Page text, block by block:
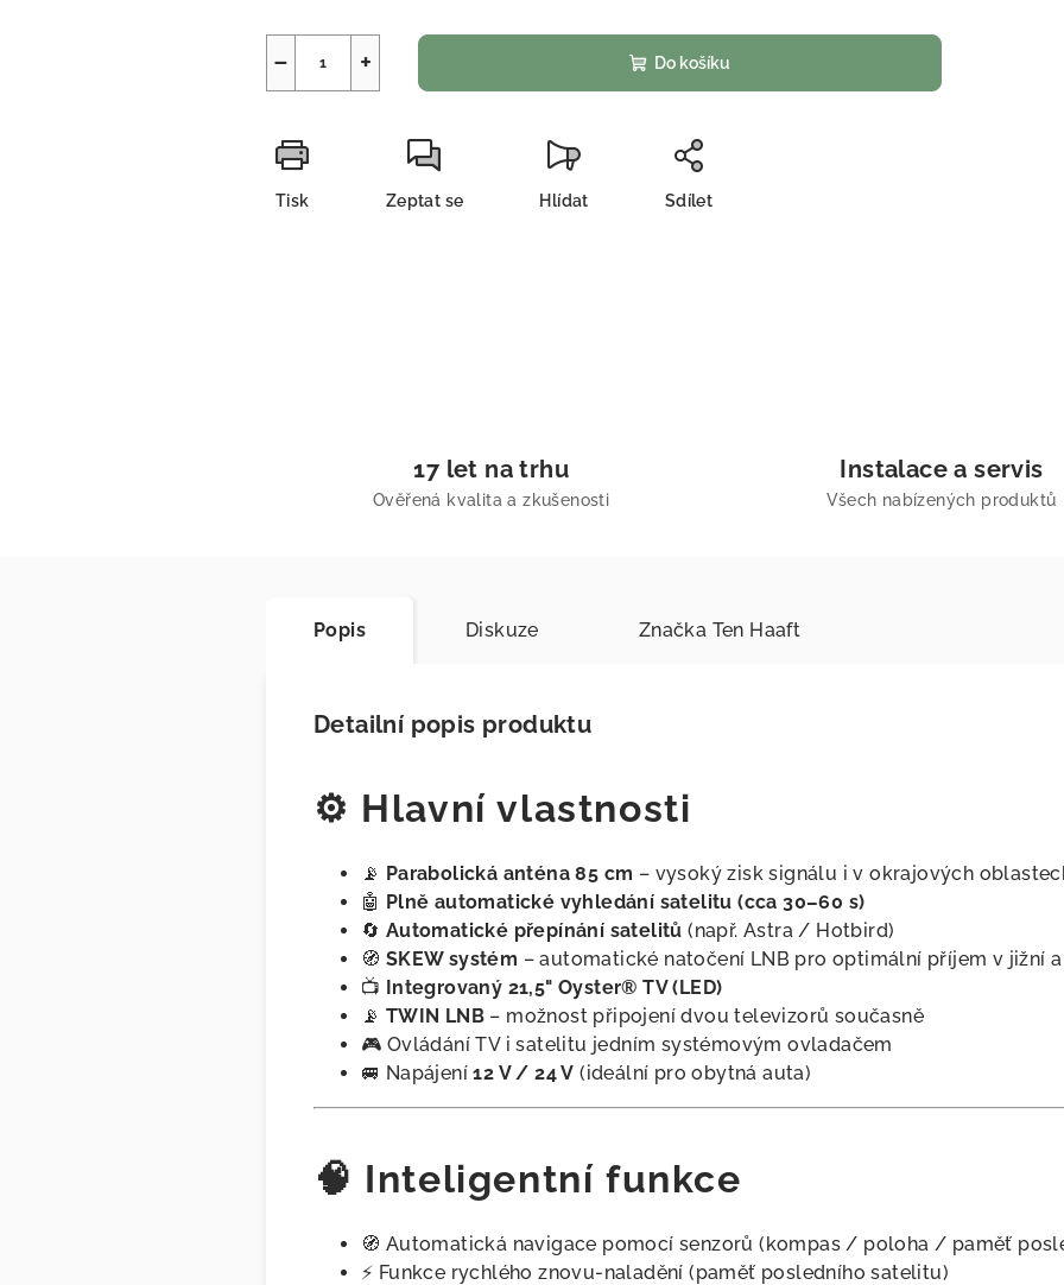
+
− Do košíku
Tisk Zeptat se Hlídat Sdílet
17 let na trhu
Ověřená kvalita a zkušenosti
Instalace a servis
Všech nabízených produktů
Popis Diskuze Značka Ten Haaft
Detailní popis produktu
⚙️ Hlavní vlastnosti
📡 Parabolická anténa 85 cm – vysoký zisk signálu i v okrajových
🤖 Plně automatické vyhledání satelitu (cca 30–60 s)
🔄 Automatické přepínání satelitů (např. Astra / Hotbird)
🧭 SKEW systém – automatické natočení LNB pro optimální příjem v jižní
📺 Integrovaný 21,5" Oyster® TV (LED)
📡 TWIN LNB – možnost připojení dvou televizorů současně
🎮 Ovládání TV i satelitu jedním systémovým ovladačem
🚐 Napájení12 V / 24 V (ideální pro obytná auta)
🧠 Inteligentní funkce
🧭 Automatická navigace pomocí senzorů (kompas / poloha / paměť
⚡ Funkce rychlého znovu-naladění (paměť posledního satelitu)